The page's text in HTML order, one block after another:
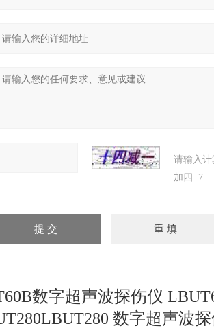
请输入
加四=7
数字超声波探伤仪
数字超声波